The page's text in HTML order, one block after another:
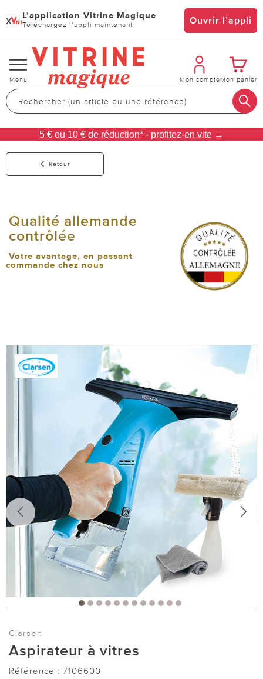
x L’application Vitrine Magique
Téléchargez l’appli maintenant Ouvrir l’appli
Changer
de
navigation
Menu Mon compteMon panier
5 € ou 10 € de réduction* - profitez-en vite →
Retour
Qualité allemande
contrôlée
Votre avantage, en passant
commande chez nous
Clarsen
Aspirateur à vitres
Référence : 7106600